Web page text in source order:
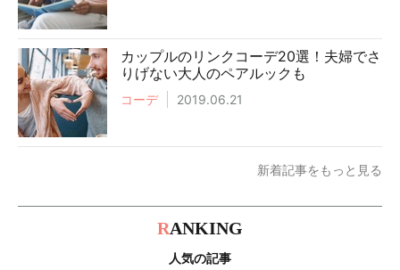
カップルのリンクコーデ20選！夫婦でさ
りげない大人のペアルックも
コーデ 2019.06.21
新着記事をもっと見る
RANKING
人気の記事